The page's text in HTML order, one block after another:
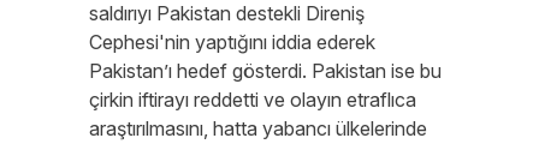
saldırıyı Pakistan destekli Direniş
Cephesi'nin yaptığını iddia ederek
Pakistan’ı hedef gösterdi. Pakistan ise bu
çirkin iftirayı reddetti ve olayın etraflıca
araştırılmasını, hatta yabancı ülkelerinde